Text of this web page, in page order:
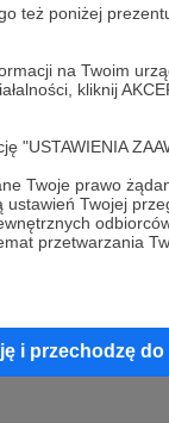
też poniżej
na Twoim
kliknij
Twoje prawo
Twojej
przetwarzania
i przechodzę do